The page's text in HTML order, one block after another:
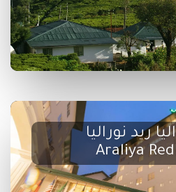
ريد نوراليا
Araliya